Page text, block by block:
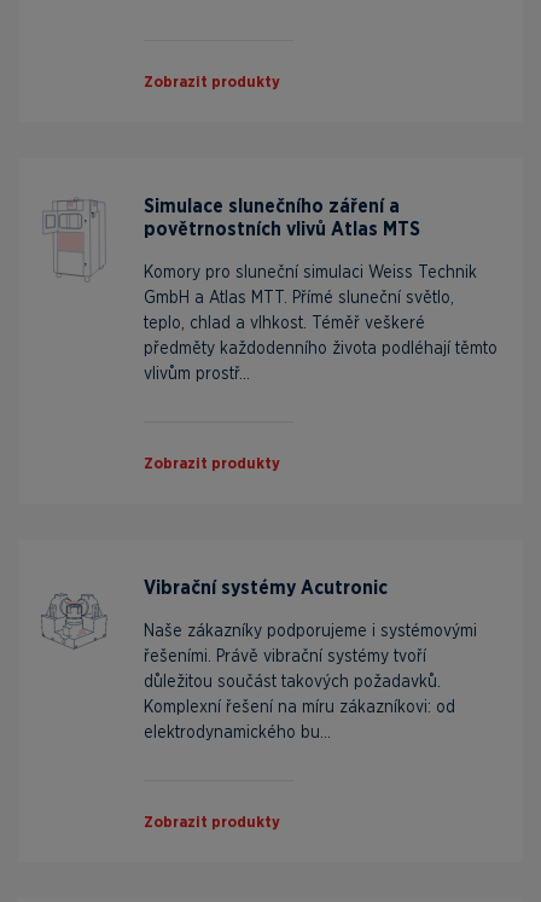
Zobrazit produkty
Simulace slunečního záření a
povětrnostních vlivů Atlas MTS
Komory pro sluneční simulaci Weiss Technik
GmbH a Atlas MTT. Přímé sluneční světlo,
teplo, chlad a vlhkost. Téměř veškeré
předměty každodenního života podléhají těmto
vlivům prostř...
Zobrazit produkty
Vibrační systémy Acutronic
Naše zákazníky podporujeme i systémovými
řešeními. Právě vibrační systémy tvoří
důležitou součást takových požadavků.
Komplexní řešení na míru zákazníkovi: od
elektrodynamického bu...
Zobrazit produkty